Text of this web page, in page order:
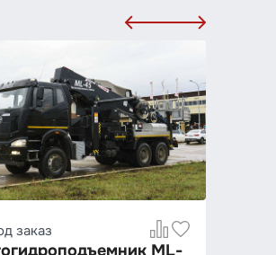
заказ
ML-